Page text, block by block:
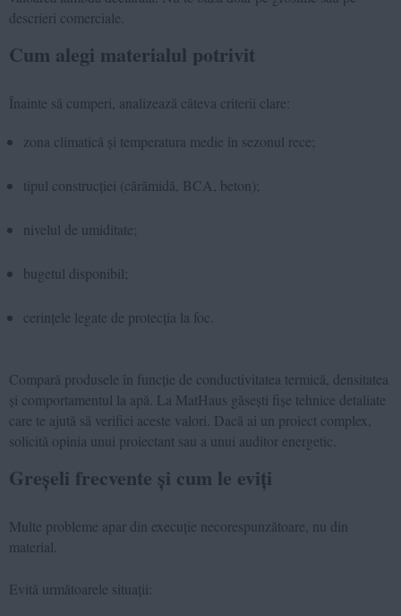
descrieri comerciale.
Cum alegi materialul potrivit
Înainte să cumperi, analizează câteva criterii clare:
zona climatică și temperatura medie în sezonul rece;
tipul construcției (cărămidă, BCA, beton);
nivelul de umiditate;
bugetul disponibil;
cerințele legate de protecția la foc.
Compară produsele în funcție de conductivitatea termică, densitatea
și comportamentul la apă. La MatHaus găsești fișe tehnice detaliate
care te ajută să verifici aceste valori. Dacă ai un proiect complex,
solicită opinia unui proiectant sau a unui auditor energetic.
Greșeli frecvente și cum le eviți
Multe probleme apar din execuție necorespunzătoare, nu din
material.
Evită următoarele situații: